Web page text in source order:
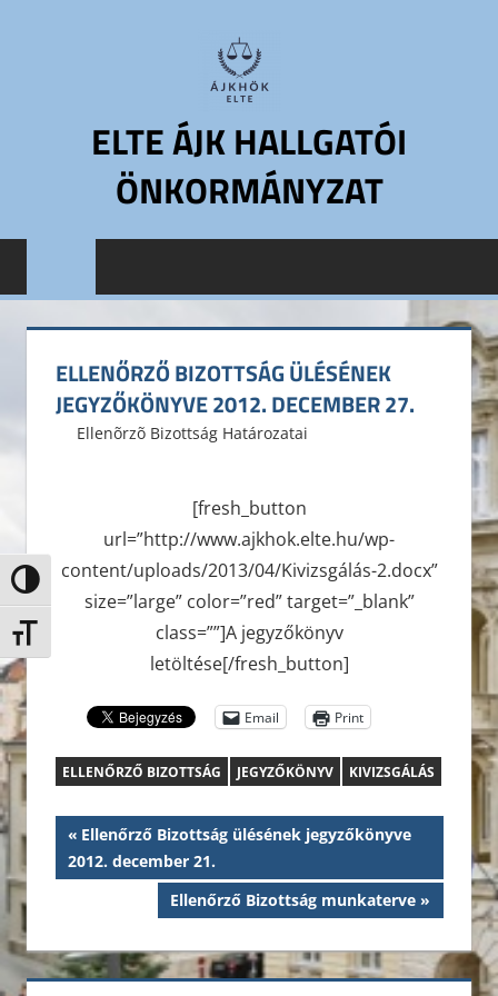
Nagy kontraszt váltása
Betűméret váltása
ELTE ÁJK HALLGATÓI
ÖNKORMÁNYZAT
Jogtudományi
Hallgatói
Önkormányzat
ELLENŐRZŐ BIZOTTSÁG ÜLÉSÉNEK
JEGYZŐKÖNYVE 2012. DECEMBER 27.
2012. december 31.
ELTE ÁJK HÖK
Ellenõrzõ Bizottság Határozatai
[fresh_button
url=”http://www.ajkhok.elte.hu/wp-
content/uploads/2013/04/Kivizsgálás-2.docx”
size=”large” color=”red” target=”_blank”
class=””]A jegyzőkönyv
letöltése[/fresh_button]
Email Print
ELLENŐRZŐ BIZOTTSÁG JEGYZŐKÖNYV KIVIZSGÁLÁS
Bejegyzés
navigáció
Previous
Post:
Ellenőrző Bizottság ülésének jegyzőkönyve
2012. december 21.
Next
Post:
Ellenőrző Bizottság munkaterve